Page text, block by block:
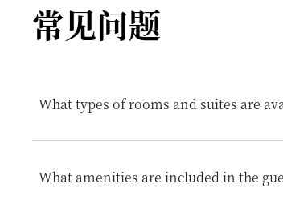
常见问题
What types of rooms and suites are
Suites, Mandarin Rooms and Suites,
the Grand Suite, Premier Terrace Suite and
What amenities are included in the